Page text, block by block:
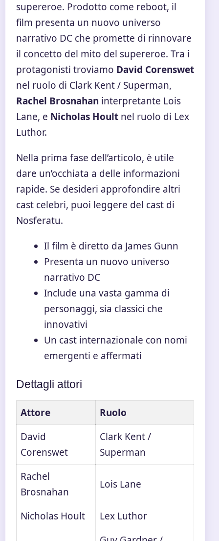
supereroe. Prodotto come reboot, il
film presenta un nuovo universo
narrativo DC che promette di rinnovare
il concetto del mito del supereroe. Tra i
protagonisti troviamo David Corenswet
nel ruolo di Clark Kent / Superman,
Rachel Brosnahan interpretante Lois
Lane, e Nicholas Hoult nel ruolo di Lex
Luthor.
Nella prima fase dell’articolo, è utile
dare un’occhiata a delle informazioni
rapide. Se desideri approfondire altri
cast celebri, puoi leggere del cast di
Nosferatu.
Il film è diretto da James Gunn
Presenta un nuovo universo
narrativo DC
Include una vasta gamma di
personaggi, sia classici che
innovativi
Un cast internazionale con nomi
emergenti e affermati
Dettagli attori
Attore
Ruolo
David
Corenswet
Clark Kent /
Superman
Rachel
Brosnahan
Lois Lane
Nicholas Hoult
Lex Luthor